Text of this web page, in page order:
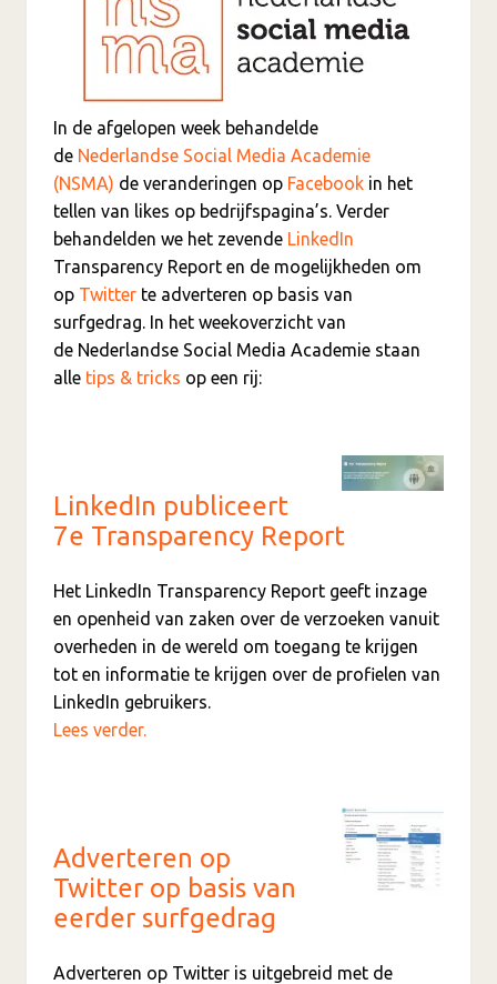
In de afgelopen week behandelde
de Nederlandse Social Media Academie
(NSMA) de veranderingen op Facebook in het
tellen van likes op bedrijfspagina’s. Verder
behandelden we het zevende LinkedIn
Transparency Report en de mogelijkheden om
op Twitter te adverteren op basis van
surfgedrag. In het weekoverzicht van
de Nederlandse Social Media Academie staan
alle tips & tricks op een rij:
LinkedIn publiceert
7e Transparency Report
Het LinkedIn Transparency Report geeft inzage
en openheid van zaken over de verzoeken vanuit
overheden in de wereld om toegang te krijgen
tot en informatie te krijgen over de profielen van
LinkedIn gebruikers.
Lees verder.
Adverteren op
Twitter op basis van
eerder surfgedrag
Adverteren op Twitter is uitgebreid met de